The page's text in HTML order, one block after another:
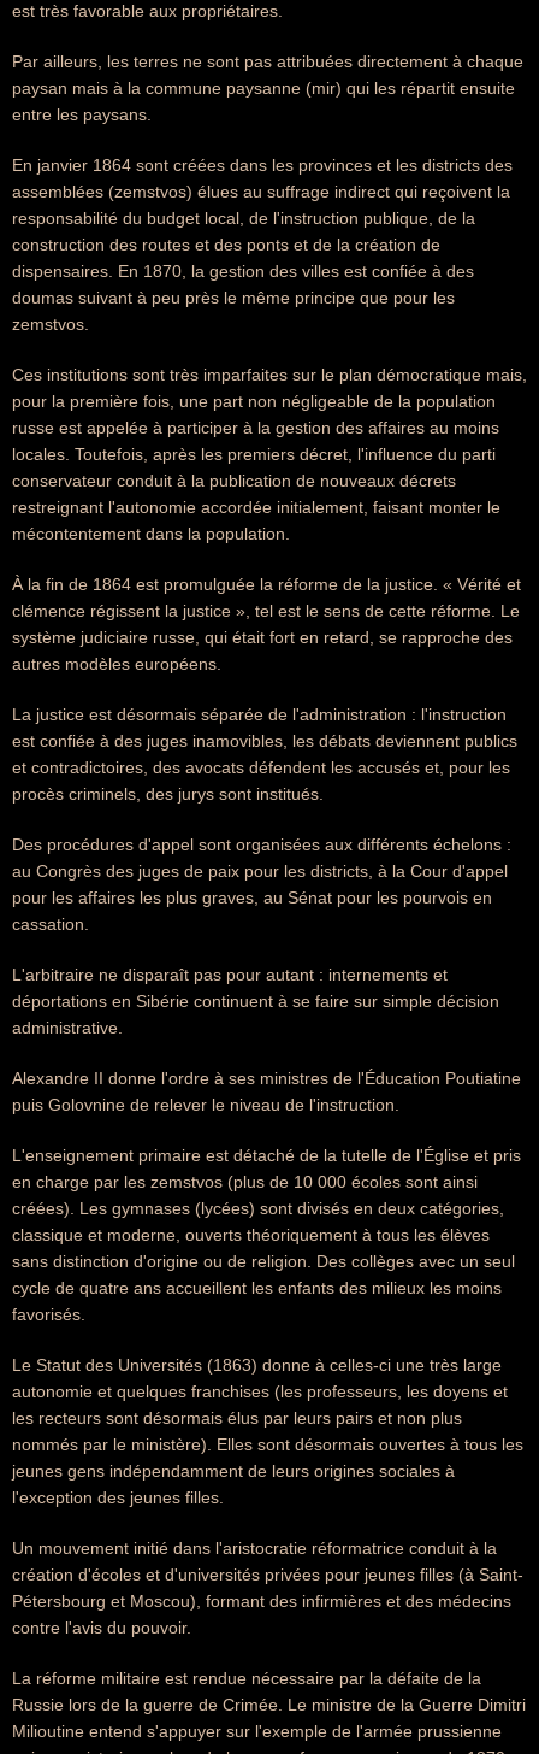
est très favorable aux propriétaires.
Par ailleurs, les terres ne sont pas attribuées directement à chaque
paysan mais à la commune paysanne (mir) qui les répartit ensuite
entre les paysans.
En janvier 1864 sont créées dans les provinces et les districts des
assemblées (zemstvos) élues au suffrage indirect qui reçoivent la
responsabilité du budget local, de l'instruction publique, de la
construction des routes et des ponts et de la création de
dispensaires. En 1870, la gestion des villes est confiée à des
doumas suivant à peu près le même principe que pour les
zemstvos.
Ces institutions sont très imparfaites sur le plan démocratique mais,
pour la première fois, une part non négligeable de la population
russe est appelée à participer à la gestion des affaires au moins
locales. Toutefois, après les premiers décret, l'influence du parti
conservateur conduit à la publication de nouveaux décrets
restreignant l'autonomie accordée initialement, faisant monter le
mécontentement dans la population.
À la fin de 1864 est promulguée la réforme de la justice. « Vérité et
clémence régissent la justice », tel est le sens de cette réforme. Le
système judiciaire russe, qui était fort en retard, se rapproche des
autres modèles européens.
La justice est désormais séparée de l'administration : l'instruction
est confiée à des juges inamovibles, les débats deviennent publics
et contradictoires, des avocats défendent les accusés et, pour les
procès criminels, des jurys sont institués.
Des procédures d'appel sont organisées aux différents échelons :
au Congrès des juges de paix pour les districts, à la Cour d'appel
pour les affaires les plus graves, au Sénat pour les pourvois en
cassation.
L'arbitraire ne disparaît pas pour autant : internements et
déportations en Sibérie continuent à se faire sur simple décision
administrative.
Alexandre II donne l'ordre à ses ministres de l'Éducation Poutiatine
puis Golovnine de relever le niveau de l'instruction.
L'enseignement primaire est détaché de la tutelle de l'Église et pris
en charge par les zemstvos (plus de 10 000 écoles sont ainsi
créées). Les gymnases (lycées) sont divisés en deux catégories,
classique et moderne, ouverts théoriquement à tous les élèves
sans distinction d'origine ou de religion. Des collèges avec un seul
cycle de quatre ans accueillent les enfants des milieux les moins
favorisés.
Le Statut des Universités (1863) donne à celles-ci une très large
autonomie et quelques franchises (les professeurs, les doyens et
les recteurs sont désormais élus par leurs pairs et non plus
nommés par le ministère). Elles sont désormais ouvertes à tous les
jeunes gens indépendamment de leurs origines sociales à
l'exception des jeunes filles.
Un mouvement initié dans l'aristocratie réformatrice conduit à la
création d'écoles et d'universités privées pour jeunes filles (à Saint-
Pétersbourg et Moscou), formant des infirmières et des médecins
contre l'avis du pouvoir.
La réforme militaire est rendue nécessaire par la défaite de la
Russie lors de la guerre de Crimée. Le ministre de la Guerre Dimitri
Milioutine entend s'appuyer sur l'exemple de l'armée prussienne